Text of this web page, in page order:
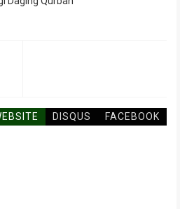
DISQUS FACEBOOK